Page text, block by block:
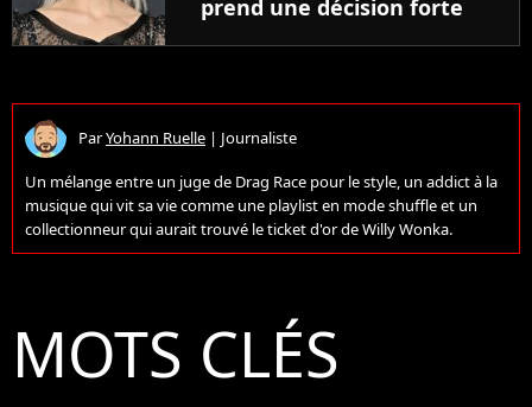
prend une décision forte
ParYohann Ruelle | Journaliste
Un mélange entre un juge de Drag Race pour le style, un addict à la
musique qui vit sa vie comme une playlist en mode shuffle et un
collectionneur qui aurait trouvé le ticket d'or de Willy Wonka.
MOTS CLÉS